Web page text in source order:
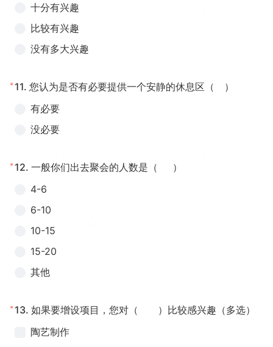
十分有兴趣
比较有兴趣
没有多大兴趣
* 11. 您认为是否有必要提供一个安静的休息区（ ）
有必要
没必要
* 12. 一般你们出去聚会的人数是（ ）
4-6
6-10
10-15
15-20
其他
* 13. 如果要增设项目，您对（ ）比较感兴趣（多选）
陶艺制作